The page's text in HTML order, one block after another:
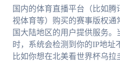
国内的体育直播平台（比如
视体育等）购买的赛事版权通
国大陆地区的用户提供服务
时，系统会检测到你的IP地址
比如你想在北美看世界杯乌拉